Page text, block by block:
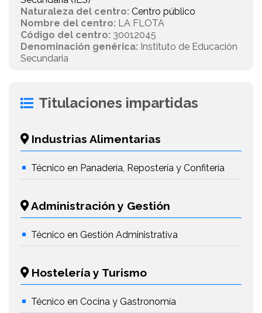
Naturaleza del centro: Centro público
Nombre del centro: LA FLOTA
Código del centro: 30012045
Denominación genérica: Instituto de Educación
Secundaria
Titulaciones impartidas
Industrias Alimentarias
Técnico en Panadería, Repostería y Confitería
Administración y Gestión
Técnico en Gestión Administrativa
Hostelería y Turismo
Técnico en Cocina y Gastronomía